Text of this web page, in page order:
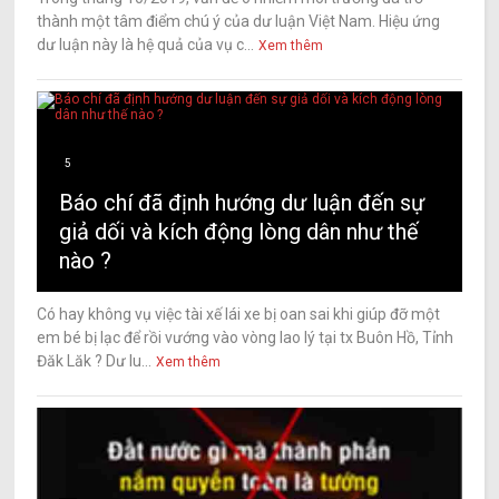
thành một tâm điểm chú ý của dư luận Việt Nam. Hiệu ứng
dư luận này là hệ quả của vụ c...
Xem thêm
5
Báo chí đã định hướng dư luận đến sự
giả dối và kích động lòng dân như thế
nào ?
Có hay không vụ việc tài xế lái xe bị oan sai khi giúp đỡ một
em bé bị lạc để rồi vướng vào vòng lao lý tại tx Buôn Hồ, Tỉnh
Đăk Lăk ? Dư lu...
Xem thêm